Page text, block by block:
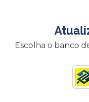
Escolha o banco